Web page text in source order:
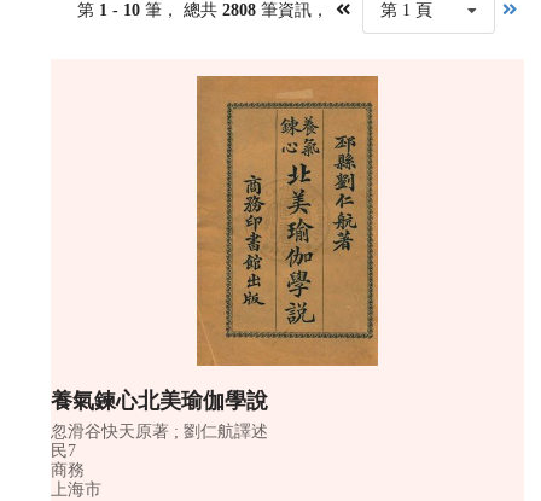
第 1 - 10 筆， 總共 2808筆資訊， 第 1 頁
養氣鍊心北美瑜伽學說
忽滑谷快天原著 ; 劉仁航譯述
民7
商務
上海市